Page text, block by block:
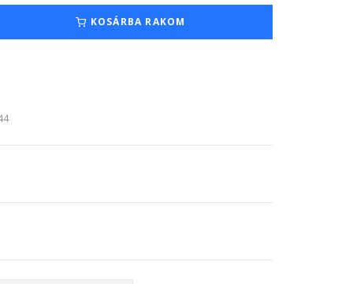
KOSÁRBA RAKOM